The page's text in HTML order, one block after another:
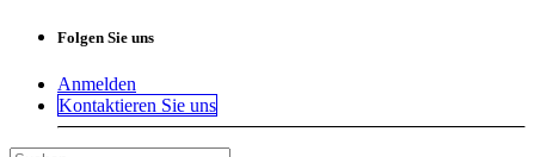
Folgen Sie uns
Anmelden
Kontaktieren Sie uns